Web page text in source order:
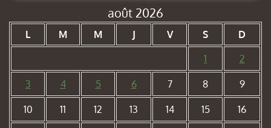
août 2026
L M M J V S
D
1
2
3 4 5 6 7 8 9
10 11 12 13 14 15 16